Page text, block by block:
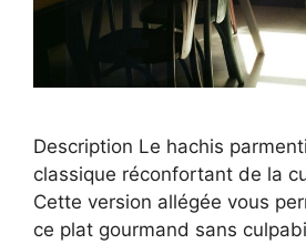
Description Le hachis
classique réconfortant de la
Cette version allégée vous
ce plat gourmand sans